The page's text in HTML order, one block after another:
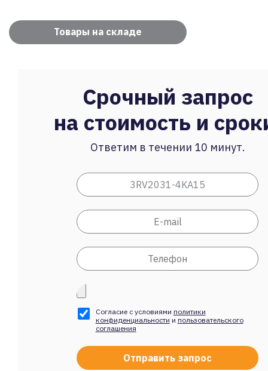
Товары на складе
Срочный запрос
на стоимость и
Ответим в течении 10 минут.
Согласие с условиями политики
конфиденциальности и пользовательского
соглашения